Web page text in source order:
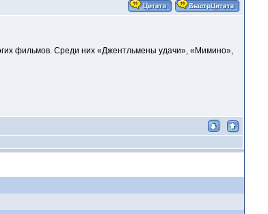
фильмов. Среди них «Джентльмены удачи», «Мимино»,